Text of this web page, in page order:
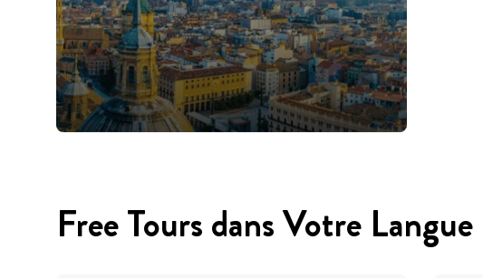
Free Tours dans Votre Langue